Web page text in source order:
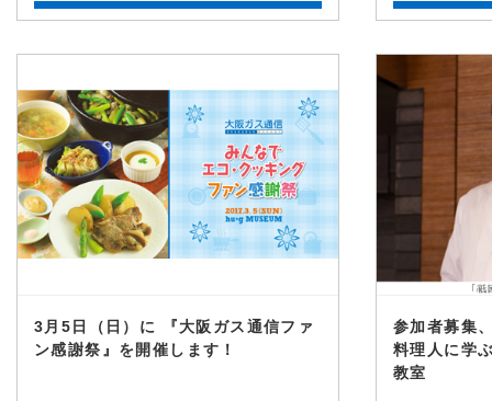
3月5日（日）に 『大阪ガス通信ファ
ン感謝祭』を開催します！
参加者募集
料理人に学
教室